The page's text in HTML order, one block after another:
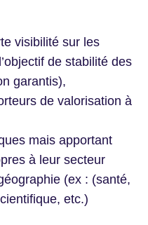
visibilité sur les
de stabilité des
garantis),
de valorisation à
mais apportant
à leur secteur
(ex : (santé,
etc.)